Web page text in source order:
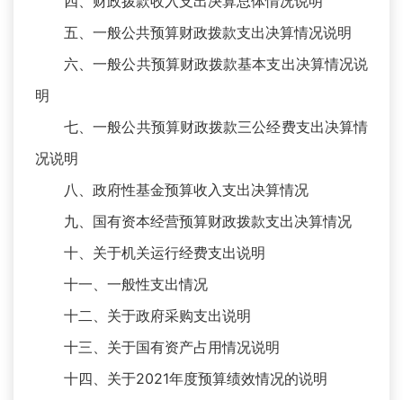
五、一般公共预算财政拨款支出决算情况说明
六、一般公共预算财政拨款基本支出决算情况说
明
七、一般公共预算财政拨款三公经费支出决算情
况说明
八、政府性基金预算收入支出决算情况
九、国有资本经营预算财政拨款支出决算情况
十、关于机关运行经费支出说明
十一、一般性支出情况
十二、关于政府采购支出说明
十三、关于国有资产占用情况说明
十四、关于2021年度预算绩效情况的说明